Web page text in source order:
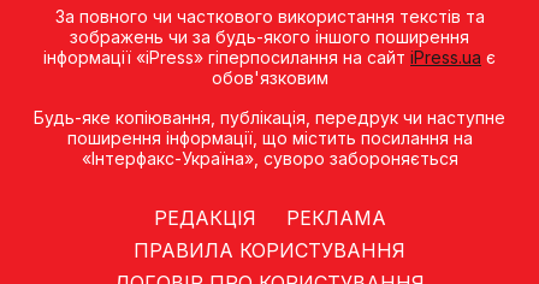
За повного чи часткового використання текстів та
зображень чи за будь-якого іншого поширення
інформації «iPress» гіперпосилання на сайт iPress.ua є
обов'язковим
Будь-яке копiювання, публiкацiя, передрук чи наступне
поширення iнформацiї, що мiстить посилання на
«Iнтерфакс-Україна», суворо забороняється
РЕДАКЦІЯ
РЕКЛАМА
ПРАВИЛА КОРИСТУВАННЯ